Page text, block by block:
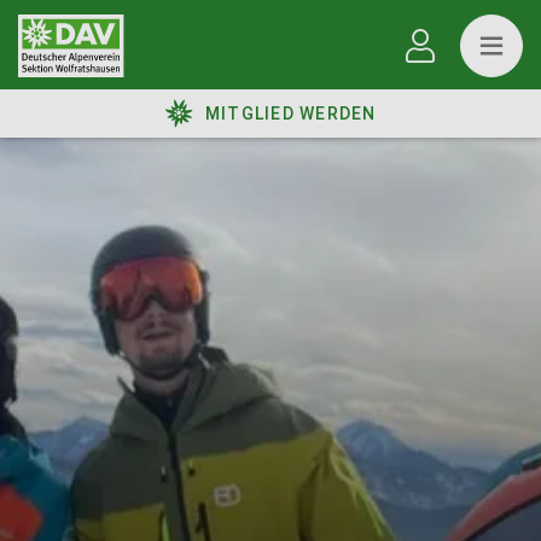
MITGLIED WERDEN